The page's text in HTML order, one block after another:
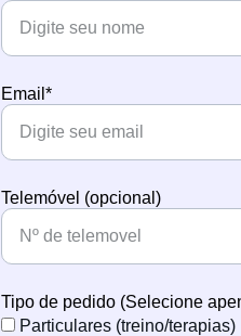
Email*
Telemóvel (opcional)
Tipo de pedido (Selecione
Particulares (treino/terapias)